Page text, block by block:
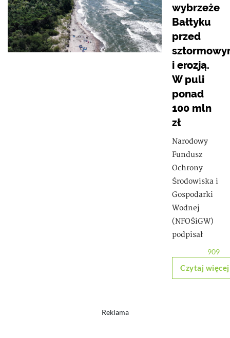
wybrzeże
Bałtyku
przed
i erozją.
W puli
ponad
100 mln
zł
Narodowy
Fundusz
Ochrony
Środowiska i
Gospodarki
Wodnej
(NFOŚiGW)
podpisał
909
Czytaj więcej
Reklama